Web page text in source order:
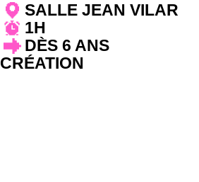
SALLE JEAN VILAR
1H
DÈS 6 ANS
CRÉATION